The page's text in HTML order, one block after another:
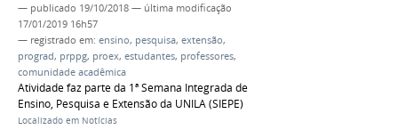
— publicado 19/10/2018 — última modificação
17/01/2019 16h57
— registrado em: ensino, pesquisa, extensão,
prograd, prppg, proex, estudantes, professores,
comunidade acadêmica
Atividade faz parte da 1ª Semana Integrada de
Ensino, Pesquisa e Extensão da UNILA (SIEPE)
Localizado em Notícias